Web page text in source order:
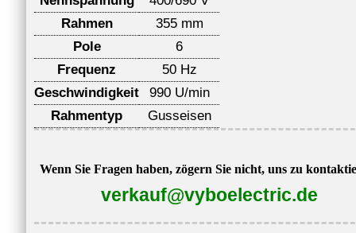
Rahmen
355 mm
Pole
6
Frequenz
50 Hz
Geschwindigkeit
990 U/min
Rahmentyp
Gusseisen
Wenn Sie Fragen haben, zögern Sie nicht, uns zu
verkauf@vyboelectric.de